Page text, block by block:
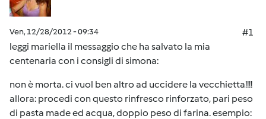
Ven, 12/28/2012 - 09:34
#1
leggi mariella il messaggio che ha salvato la mia
centenaria con i consigli di simona:
non è morta. ci vuol ben altro ad uccidere la vecchietta!!!!
allora: procedi con questo rinfresco rinforzato, pari peso
di pasta made ed acqua, doppio peso di farina. esempio: